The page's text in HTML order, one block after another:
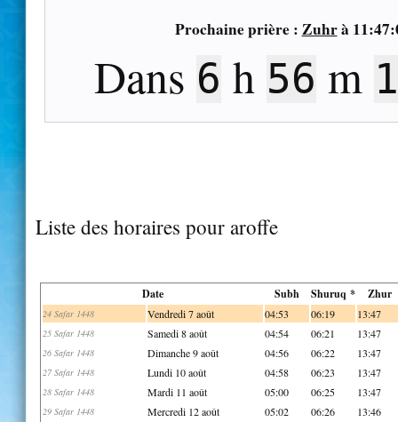
Prochaine prière : Zuhrà
Dans 6 h 56 m
Liste des horaires pour aroffe
Date Subh Shuruq * Zhur
24 Safar 1448 Vendredi 7 août 04:53 06:19 13:47
25 Safar 1448 Samedi 8 août 04:54 06:21 13:47
26 Safar 1448 Dimanche 9 août 04:56 06:22 13:47
27 Safar 1448 Lundi 10 août 04:58 06:23 13:47
28 Safar 1448 Mardi 11 août 05:00 06:25 13:47
29 Safar 1448 Mercredi 12 août 05:02 06:26 13:46